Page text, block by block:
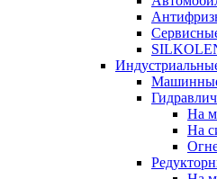
Машинные
На
На